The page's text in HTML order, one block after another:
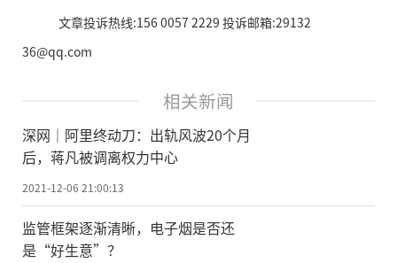
文章投诉热线:156 0057 2229 投诉邮箱:29132
36@qq.com
相关新闻
深网｜阿里终动刀：出轨风波20个月
后，蒋凡被调离权力中心
2021-12-06 21:00:13
监管框架逐渐清晰，电子烟是否还
是“好生意”？